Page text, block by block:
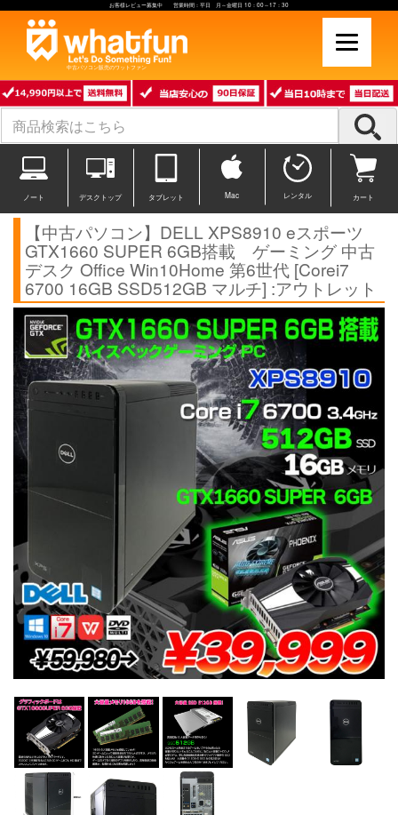
お客様レビュー募集中 営業時間：平日 月～金曜日 10：00～17：30
中古パソコン販売のワットファン
ノート デスクトップ タブレット Mac レンタル カート
【中古パソコン】DELL XPS8910 eスポーツ
GTX1660 SUPER 6GB搭載 ゲーミング 中古
デスク Office Win10Home 第6世代 [Corei7
6700 16GB SSD512GB マルチ] :アウトレット